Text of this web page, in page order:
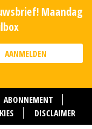
Maandag
AANMELDEN
ABONNEMENT
DISCLAIMER